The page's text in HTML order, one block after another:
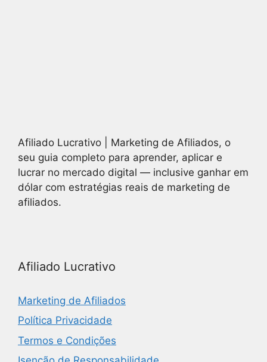
Afiliado Lucrativo | Marketing de Afiliados, o
seu guia completo para aprender, aplicar e
lucrar no mercado digital — inclusive ganhar em
dólar com estratégias reais de marketing de
afiliados.
Afiliado Lucrativo
Marketing de Afiliados
Política Privacidade
Termos e Condições